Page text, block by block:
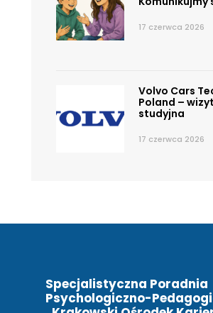
17 czerwca 2026
Volvo Cars
Poland –
studyjna
17 czerwca 2026
Specjalistyczna Poradnia
Psychologiczno-